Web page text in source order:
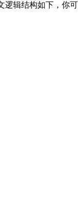
逻辑结构如下，你可